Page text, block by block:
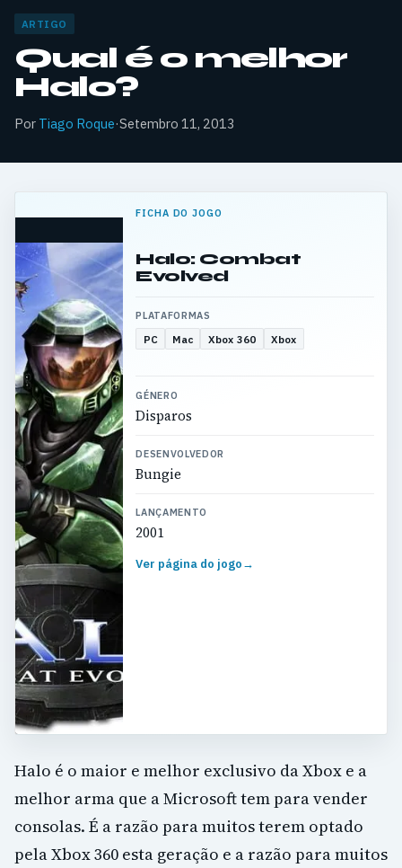
ARTIGO
Qual é o melhor
Halo?
Por Tiago Roque·Setembro 11, 2013
FICHA DO JOGO
Halo: Combat
Evolved
PLATAFORMAS
PC Mac Xbox 360 Xbox
GÉNERO
Disparos
DESENVOLVEDOR
Bungie
LANÇAMENTO
2001
Ver página do jogo→
Halo é o maior e melhor exclusivo da Xbox e a
melhor arma que a Microsoft tem para vender
consolas. É a razão para muitos terem optado
pela Xbox 360 esta geração e a razão para muitos